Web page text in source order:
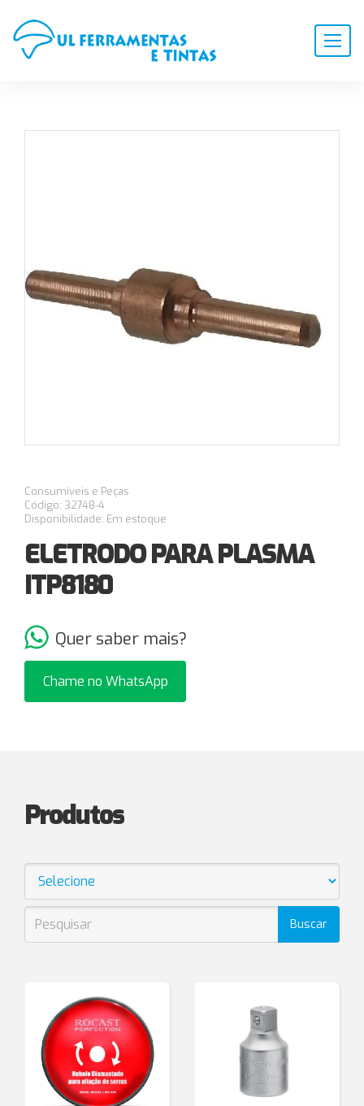
Consumíveis e Peças
Código: 32748-4
Disponibilidade: Em estoque
ELETRODO PARA PLASMA
ITP8180
Quer saber mais?
Chame no WhatsApp
Produtos
Buscar